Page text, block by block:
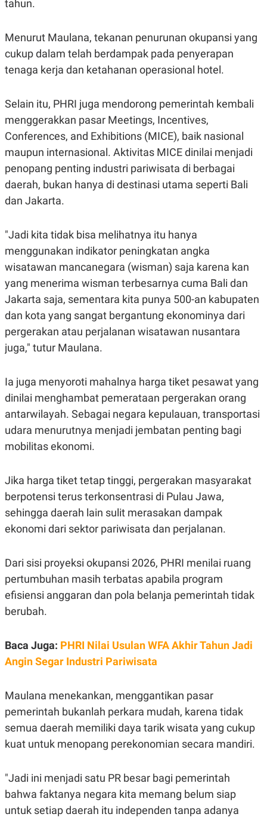
S
D
A
T
A
A
K
T
N
T
V
L
S
S
JARINGAN
K
T
A
N
C
A
D
E
Y
P
S
S
R
L
E
A
S
.
D
L
G
G
A
N
A
N
E
K
K
E
R
J
A
E
M
T
E
P
A
E
A
D
V
R
S
I
N
G
D
I
A
D
SITEMAPPROFILE TERM
OF
PEMBERITAAN
PRIVACY
POLICY
tahun.
Menurut Maulana, tekanan penurunan okupansi yang
cukup dalam telah berdampak pada penyerapan
tenaga kerja dan ketahanan operasional hotel.
Selain itu, PHRI juga mendorong pemerintah kembali
menggerakkan pasar Meetings, Incentives,
Conferences, and Exhibitions (MICE), baik nasional
maupun internasional. Aktivitas MICE dinilai menjadi
penopang penting industri pariwisata di berbagai
daerah, bukan hanya di destinasi utama seperti Bali
dan Jakarta.
"Jadi kita tidak bisa melihatnya itu hanya
menggunakan indikator peningkatan angka
wisatawan mancanegara (wisman) saja karena kan
yang menerima wisman terbesarnya cuma Bali dan
Jakarta saja, sementara kita punya 500-an kabupaten
dan kota yang sangat bergantung ekonominya dari
pergerakan atau perjalanan wisatawan nusantara
juga," tutur Maulana.
Ia juga menyoroti mahalnya harga tiket pesawat yang
dinilai menghambat pemerataan pergerakan orang
antarwilayah. Sebagai negara kepulauan, transportasi
udara menurutnya menjadi jembatan penting bagi
mobilitas ekonomi.
Jika harga tiket tetap tinggi, pergerakan masyarakat
berpotensi terus terkonsentrasi di Pulau Jawa,
sehingga daerah lain sulit merasakan dampak
ekonomi dari sektor pariwisata dan perjalanan.
Dari sisi proyeksi okupansi 2026, PHRI menilai ruang
pertumbuhan masih terbatas apabila program
efisiensi anggaran dan pola belanja pemerintah tidak
berubah.
Baca Juga: PHRI Nilai Usulan WFA Akhir Tahun Jadi
Angin Segar Industri Pariwisata
Maulana menekankan, menggantikan pasar
pemerintah bukanlah perkara mudah, karena tidak
semua daerah memiliki daya tarik wisata yang cukup
kuat untuk menopang perekonomian secara mandiri.
"Jadi ini menjadi satu PR besar bagi pemerintah
bahwa faktanya negara kita memang belum siap
untuk setiap daerah itu independen tanpa adanya